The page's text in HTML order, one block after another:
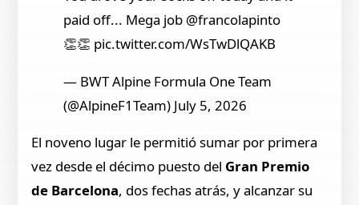
paid off... Mega job @francolapinto
👏👏 pic.twitter.com/WsTwDlQAKB
— BWT Alpine Formula One Team
(@AlpineF1Team) July 5, 2026
El noveno lugar le permitió sumar por primera
vez desde el décimo puesto del Gran Premio
de Barcelona, dos fechas atrás, y alcanzar su